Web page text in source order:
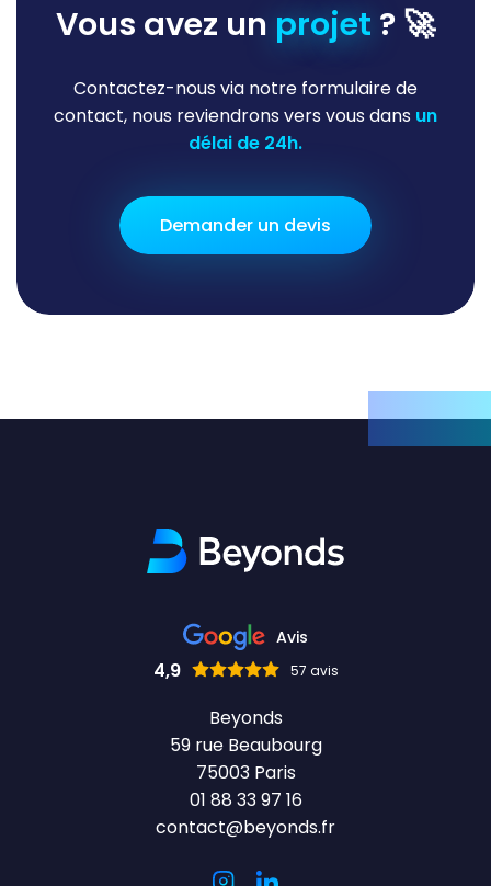
Vous avez un projet ? 🚀
Contactez-nous via notre formulaire de
contact, nous reviendrons vers vous dans un
délai de 24h.
Demander un devis
Avis
4,9 57 avis
Beyonds
59 rue Beaubourg
75003 Paris
01 88 33 97 16
contact@beyonds.fr